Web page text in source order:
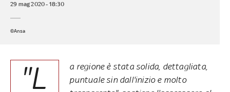
29 mag 2020 - 18:30
©Ansa
"L
a regione è stata solida, dettagliata,
puntuale sin dall'inizio e molto